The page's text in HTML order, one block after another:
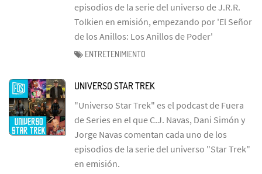
episodios de la serie del universo de J.R.R.
Tolkien en emisión, empezando por 'El Señor
de los Anillos: Los Anillos de Poder'
ENTRETENIMIENTO
UNIVERSO STAR TREK
"Universo Star Trek" es el podcast de Fuera
de Series en el que C.J. Navas, Dani Simón y
Jorge Navas comentan cada uno de los
episodios de la serie del universo "Star Trek"
en emisión.